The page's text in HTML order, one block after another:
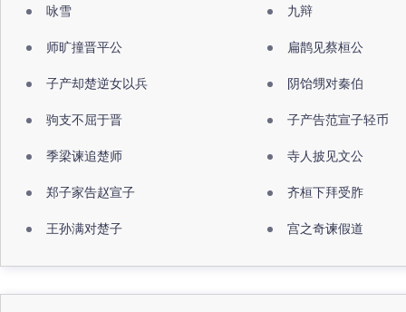
咏雪 九辩
师旷撞晋平公 扁鹊见蔡桓公
子产却楚逆女以兵 阴饴甥对秦伯
驹支不屈于晋 子产告范宣子轻币
季梁谏追楚师 寺人披见文公
郑子家告赵宣子 齐桓下拜受胙
王孙满对楚子 宫之奇谏假道